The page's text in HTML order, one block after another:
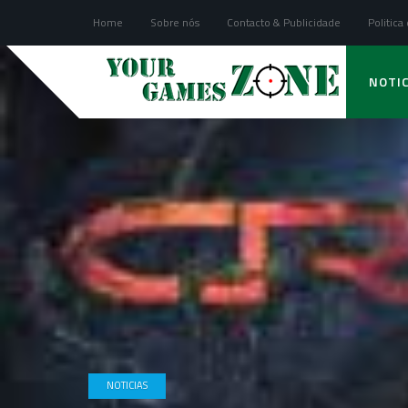
Home Sobre nós Contacto & Publicidade Politica
NOTICIAS